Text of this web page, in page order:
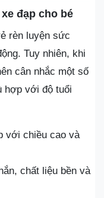
đạp cho bé
rèn luyện sức
Tuy nhiên, khi
cân nhắc một số
hợp với độ tuổi
với chiều cao và
chất liệu bền và